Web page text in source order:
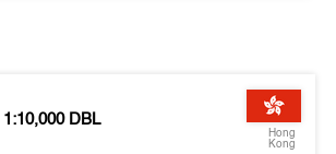
DBL
Hong
Kong